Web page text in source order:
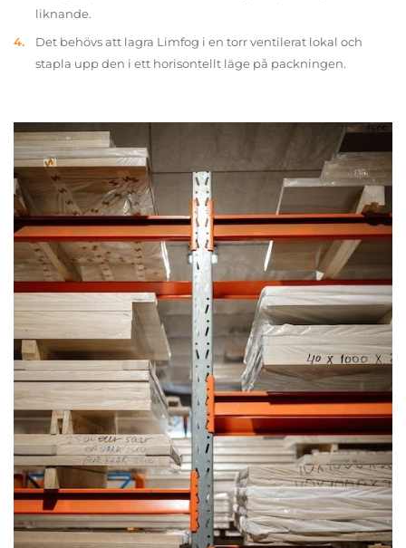
liknande.
Det behövs att lagra Limfog i en torr ventilerat lokal och
stapla upp den i ett horisontellt läge på packningen.